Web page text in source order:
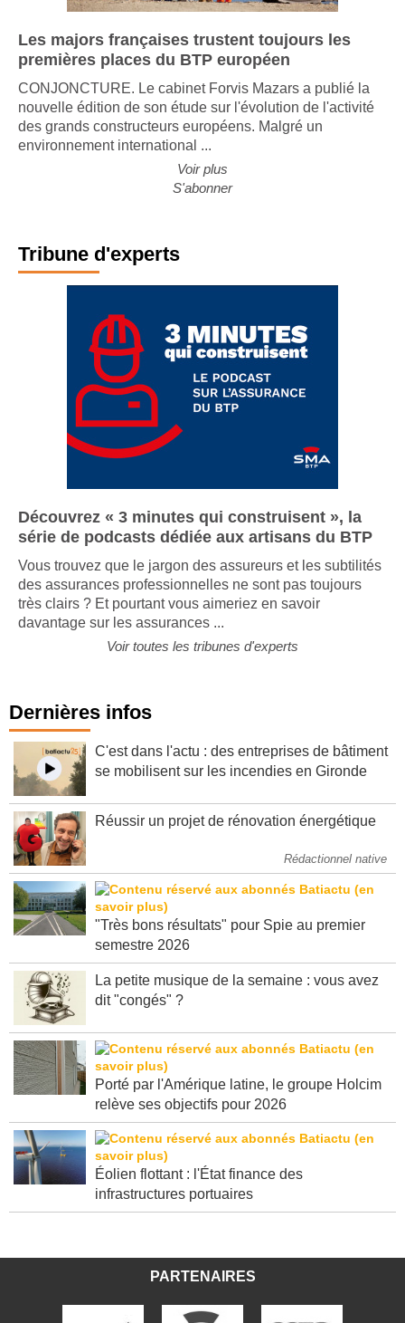
Les majors françaises trustent toujours les
premières places du BTP européen
CONJONCTURE. Le cabinet Forvis Mazars a publié la
nouvelle édition de son étude sur l'évolution de l'activité
des grands constructeurs européens. Malgré un
Voir plus
Tribune d'experts
Découvrez « 3 minutes qui construisent », la
série de podcasts dédiée aux artisans du BTP
Vous trouvez que le jargon des assureurs et les subtilités
des assurances professionnelles ne sont pas toujours
très clairs ? Et pourtant vous aimeriez en savoir
Dernières infos
C'est dans l'actu : des entreprises de bâtiment
Rédactionnel native
"Très bons résultats" pour Spie au premier
La petite musique de la semaine : vous avez
Porté par l'Amérique latine, le groupe Holcim
Éolien flottant : l'État finance des